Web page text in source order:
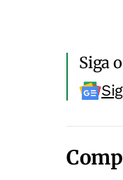
Siga